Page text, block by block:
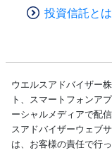
投資信託とは
ウエルスアドバイザー
ト、スマートフォンア
ーシャルメディアで配
スアドバイザーウェブ
は、お客様の責任で行